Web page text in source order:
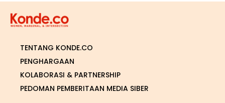
TENTANG KONDE.CO
PENGHARGAAN
KOLABORASI & PARTNERSHIP
PEDOMAN PEMBERITAAN MEDIA SIBER